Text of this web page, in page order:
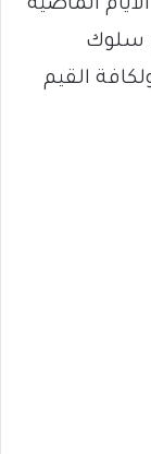
الماضية
سلوك
القيم